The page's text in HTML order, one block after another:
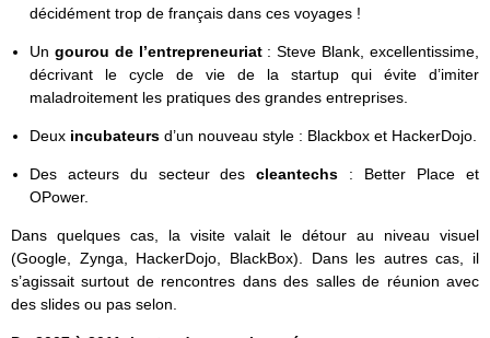
décidément trop de français dans ces voyages !
Un gourou de l’entrepreneuriat : Steve Blank, excellentissime,
décrivant le cycle de vie de la startup qui évite d’imiter
maladroitement les pratiques des grandes entreprises.
Deux incubateurs d’un nouveau style : Blackbox et HackerDojo.
Des acteurs du secteur descleantechs : Better Place et
OPower.
Dans quelques cas, la visite valait le détour au niveau visuel
(Google, Zynga, HackerDojo, BlackBox). Dans les autres cas, il
s’agissait surtout de rencontres dans des salles de réunion avec
des slides ou pas selon.